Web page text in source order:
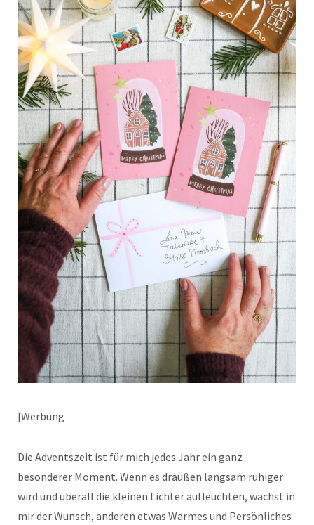
[Werbung
Die Adventszeit ist für mich jedes Jahr ein ganz
besonderer Moment. Wenn es draußen langsam ruhiger
wird und überall die kleinen Lichter aufleuchten, wächst in
mir der Wunsch, anderen etwas Warmes und Persönliches